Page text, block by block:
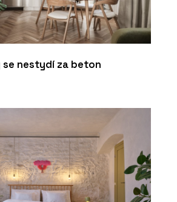
se nestydí za beton